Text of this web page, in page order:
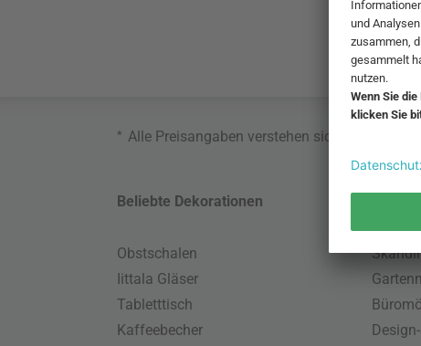
* Alle Preisangaben verstehen sich inklusive
Beliebte Dekorationen
Obstschalen
Iittala Gläser
Tabletttisch
Kaffeebecher